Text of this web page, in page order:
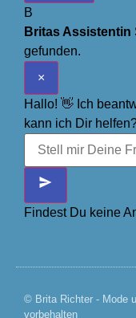
B
Britas Assistentin
gefunden.
×
Hallo! 👋 Ich
kann ich Dir
Findest Du keine
© Brita Richter - Mode
vorbehalten